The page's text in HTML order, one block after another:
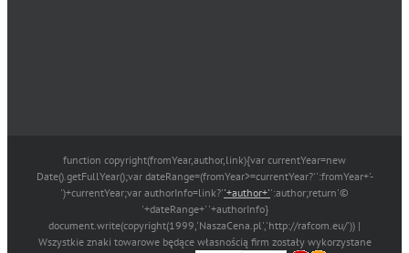
function copyright(fromYear,author,link){var currentYear=new
Date().getFullYear();var dateRange=(fromYear>=currentYear?'':fromYear+'-
')+currentYear;var authorInfo=link?''+author+'':author;return'©
'+dateRange+' '+authorInfo}
document.write(copyright(1999,'NaszaCena.pl','http://rafcom.eu/')) |
Wszystkie znaki towarowe będące własnością firm zostały wykorzystane